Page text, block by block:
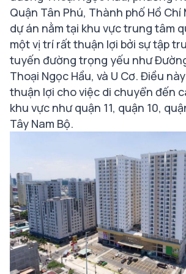
Quận Tân Phú, Thành phố Hồ Chí
dự án nằm tại khu vực trung tâm
một vị trí rất thuận lợi bởi sự tập
tuyến đường trọng yếu như
Thoại Ngọc Hầu, và U Cơ. Điều
thuận lợi cho việc di chuyển đến
khu vực như quận 11, quận 10,
Tây Nam Bộ.